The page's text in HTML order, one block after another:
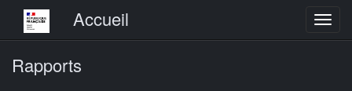
Menu principalAccueil
Rapports